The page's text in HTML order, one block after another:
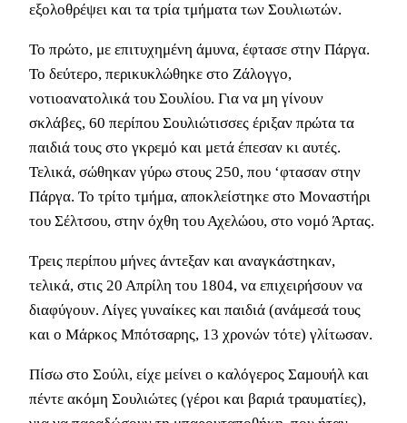
εξολοθρέψει και τα τρία τμήματα των Σουλιωτών.
Το πρώτο, με επιτυχημένη άμυνα, έφτασε στην Πάργα.
Το δεύτερο, περικυκλώθηκε στο Ζάλογγο,
νοτιοανατολικά του Σουλίου. Για να μη γίνουν
σκλάβες, 60 περίπου Σουλιώτισσες έριξαν πρώτα τα
παιδιά τους στο γκρεμό και μετά έπεσαν κι αυτές.
Τελικά, σώθηκαν γύρω στους 250, που ‘φτασαν στην
Πάργα. Το τρίτο τμήμα, αποκλείστηκε στο Μοναστήρι
του Σέλτσου, στην όχθη του Αχελώου, στο νομό Άρτας.
Τρεις περίπου μήνες άντεξαν και αναγκάστηκαν,
τελικά, στις 20 Απρίλη του 1804, να επιχειρήσουν να
διαφύγουν. Λίγες γυναίκες και παιδιά (ανάμεσά τους
και ο Μάρκος Μπότσαρης, 13 χρονών τότε) γλίτωσαν.
Πίσω στο Σούλι, είχε μείνει ο καλόγερος Σαμουήλ και
πέντε ακόμη Σουλιώτες (γέροι και βαριά τραυματίες),